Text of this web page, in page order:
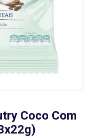
Coco Com